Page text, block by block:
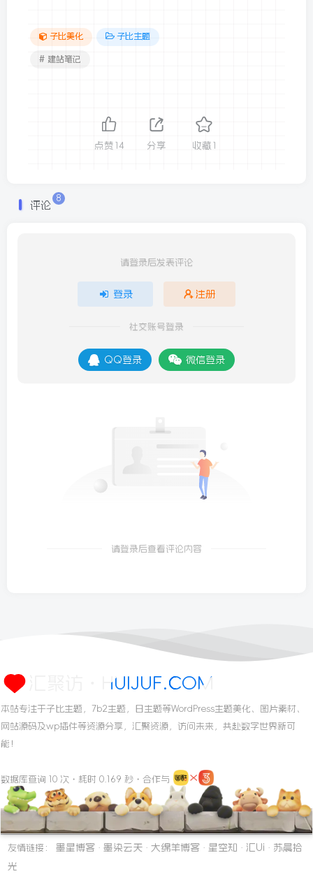
子比美化 子比主题
# 建站笔记
点赞 14 分享 收藏 1
评论
8
请登录后发表评论
登录 注册
社交账号登录
QQ登录 微信登录
请登录后查看评论内容
汇聚访・HUIJUF.COM
本站专注于子比主题，7b2主题，日主题等WordPress主题美化、图片素材、
网站源码及wp插件等资源分享，汇聚资源，访问未来，共赴数字世界新可
能！
数据库查询 10 次・耗时 0.169 秒・合作与
友情链接： 墨星博客 · 墨染云天 · 大绵羊博客 · 星空知 · 汇Ui · 苏晨拾
光